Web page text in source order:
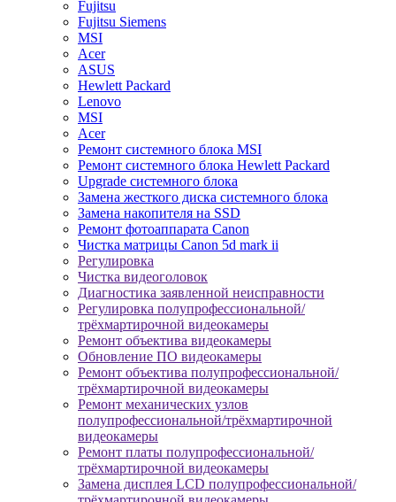
Fujitsu
Fujitsu Siemens
MSI
Acer
ASUS
Hewlett Packard
Lenovo
MSI
Acer
Ремонт системного блока MSI
Ремонт системного блока Hewlett Packard
Upgrade системного блока
Замена жесткого диска системного блока
Замена накопителя на SSD
Ремонт фотоаппарата Canon
Чистка матрицы Canon 5d mark ii
Регулировка
Чистка видеоголовок
Диагностика заявленной неисправности
Регулировка полупрофессиональной/
трёхмартирочной видеокамеры
Ремонт объектива видеокамеры
Обновление ПО видеокамеры
Ремонт объектива полупрофессиональной/
трёхмартирочной видеокамеры
Ремонт механических узлов
полупрофессиональной/трёхмартирочной
видеокамеры
Ремонт платы полупрофессиональной/
трёхмартирочной видеокамеры
Замена дисплея LCD полупрофессиональной/